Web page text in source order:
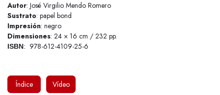
Autor: José Virgilio Mendo Romero
Sustrato: papel bond
Impresión: negro
Dimensiones: 24 × 16 cm / 232 pp.
ISBN: 978-612-4109-25-6
Índice Vídeo